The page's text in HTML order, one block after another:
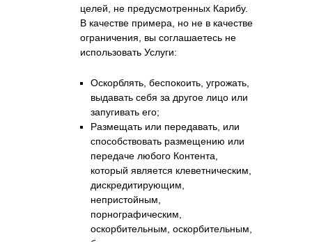
целей, не предусмотренных Карибу.
В качестве примера, но не в качестве
ограничения, вы соглашаетесь не
использовать Услуги:
Оскорблять, беспокоить, угрожать,
выдавать себя за другое лицо или
запугивать его;
Размещать или передавать, или
способствовать размещению или
передаче любого Контента,
который является клеветническим,
дискредитирующим,
непристойным,
порнографическим,
оскорбительным, оскорбительным,